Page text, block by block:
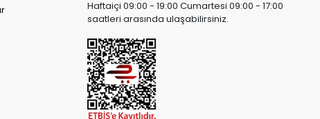
Haftaiçi 09:00 - 19:00 Cumartesi 09:00 - 17:00
saatleri arasında ulaşabilirsiniz.